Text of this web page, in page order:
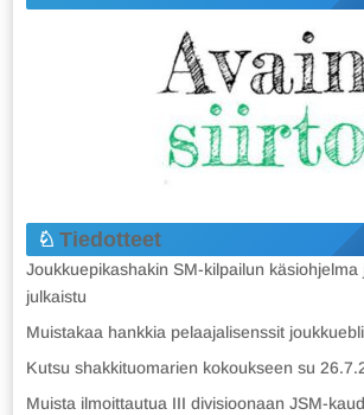
Tiedotteet
Joukkuepikashakin SM-kilpailun käsiohjelma
julkaistu
Muistakaa hankkia pelaajalisenssit
Kutsu shakkituomarien kokoukseen su
Muista ilmoittautua III divisioonaan JSM-